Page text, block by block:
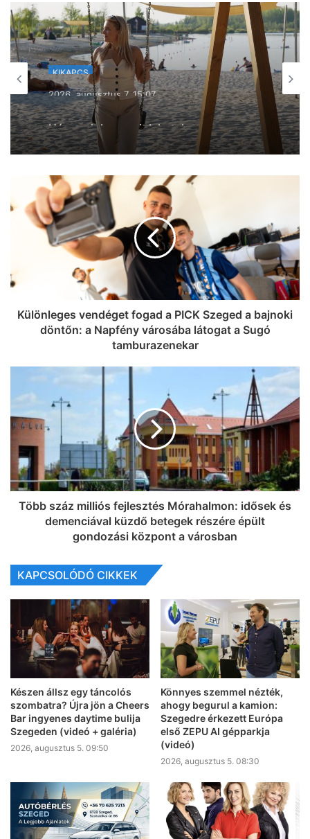
KIKAPCS
2026, augusztus 7. 09:15
Készen állsz a nyár utolsó nagy
bulijára? Több mint 200 fellépő veszi be
a SZIN Fesztivált (videó)
Különleges vendéget fogad a PICK Szeged a bajnoki
döntőn: a Napfény városába látogat a Sugó
tamburazenekar
Több száz milliós fejlesztés Mórahalmon: idősek és
demenciával küzdő betegek részére épült
gondozási központ a városban
KAPCSOLÓDÓ CIKKEK
Készen állsz egy táncolós
szombatra? Újra jön a Cheers
Bar ingyenes daytime bulija
Szegeden (videó + galéria)
2026, augusztus 5. 09:50
Könnyes szemmel nézték,
ahogy begurul a kamion:
Szegedre érkezett Európa
első ZEPU AI gépparkja
(videó)
2026, augusztus 5. 08:30